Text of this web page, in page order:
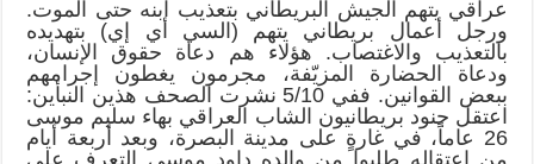
عراقي يتهم الجيش البريطاني بتعذيب ابنه حتى الموت.
ورجل أعمال بريطاني يتهم (السي أي إي) بتهديده
بالتعذيب والاغتصاب. هؤلاء هم دعاة حقوق الإنسان،
ودعاة الحضارة المزيّفة، مجرمون يغطون إجرامهم
ببعض القوانين. ففي 5/10 نشرت الصحف هذين النبأين:
اعتقل جنود بريطانيون الشاب العراقي بهاء سليم موسى
26 عاماً، في غارةٍ على مدينة البصرة، وبعد أربعة أيام
من اعتقاله طلبوا من والده داود موسى التعرف على